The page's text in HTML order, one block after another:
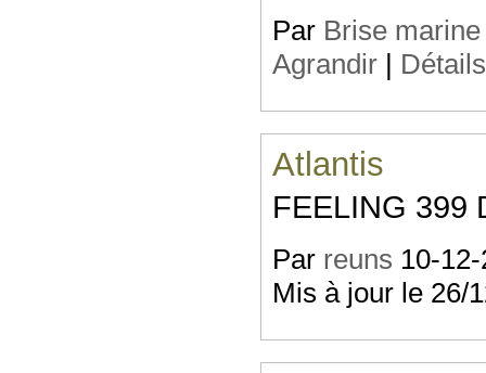
Par Brise marine
Agrandir | Détails
Atlantis
FEELING 399
Par reuns 10-
Mis à jour le 26/